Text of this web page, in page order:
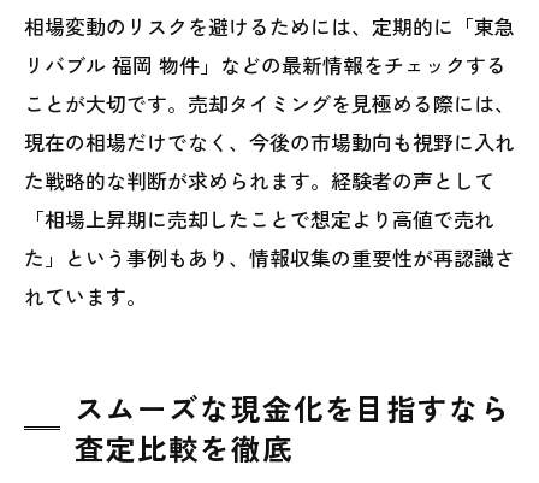
相場変動のリスクを避けるためには、定期的に「東急
リバブル 福岡 物件」などの最新情報をチェックする
ことが大切です。売却タイミングを見極める際には、
現在の相場だけでなく、今後の市場動向も視野に入れ
た戦略的な判断が求められます。経験者の声として
「相場上昇期に売却したことで想定より高値で売れ
た」という事例もあり、情報収集の重要性が再認識さ
れています。
スムーズな現金化を目指すなら
査定比較を徹底